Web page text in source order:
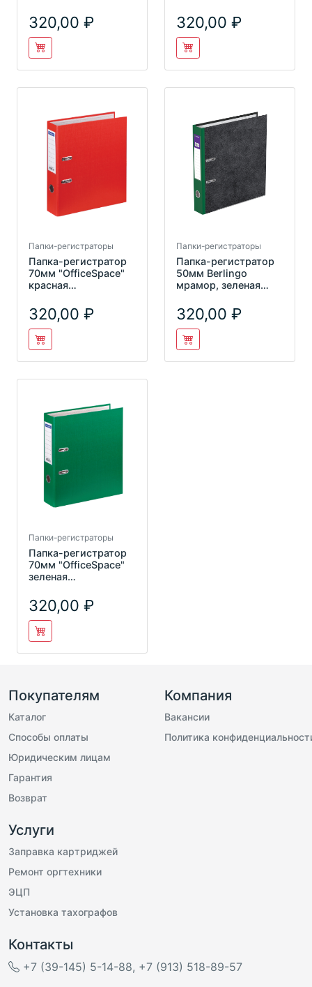
320,00 320,00
Папки-регистраторы
Папка-регистратор
70мм "OfficeSpace"
красная
320,00
Папки-регистраторы
Папка-регистратор
50мм Berlingo
мрамор, зеленая
320,00
Папки-регистраторы
Папка-регистратор
70мм "OfficeSpace"
зеленая
320,00
Покупателям
Каталог
Способы оплаты
Юридическим лицам
Гарантия
Возврат
Компания
Вакансии
Политика
Услуги
Заправка картриджей
Ремонт оргтехники
ЭЦП
Установка тахографов
Контакты
+7 (39-145) 5-14-88, +7 (913) 518-89-57